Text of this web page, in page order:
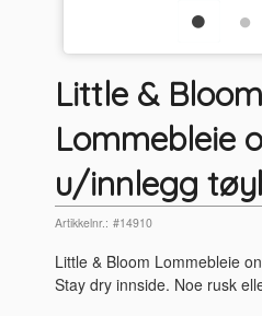
Little & Bloom
Lommebleie
u/innlegg
Artikkelnr.: #14910
Little & Bloom Lommebleie
Stay dry innside. Noe rusk